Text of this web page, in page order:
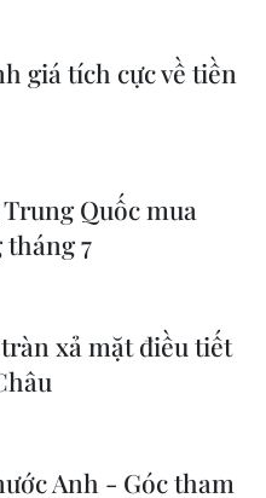
hoan du lịch Đồ
hẹn du lịch 2018"
tiến du lịch thành phố
Sơn nói riêng.
giá tích cực về tiền
Quốc mua
7
tràn xả mặt điều tiết
Anh - Góc tham